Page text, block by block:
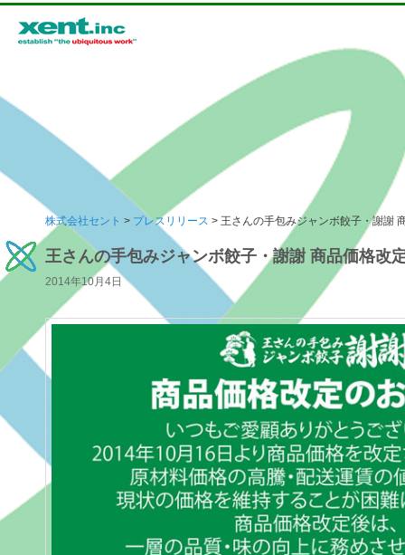
メインメニュー
メインコンテンツへ移動
サブコンテンツへ移動
株式会社セント > プレスリリース > 王さんの手包みジャンボ餃子・謝謝
王さんの手包みジャンボ餃子・謝謝 商品価格改
2014年10月4日